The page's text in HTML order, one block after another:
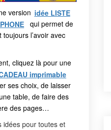
version idée LISTE
qui permet de
l’avoir avec
cliquez là pour une
imprimable
ses choix, de laisser
table, de faire des
des pages…
idées pour toutes et